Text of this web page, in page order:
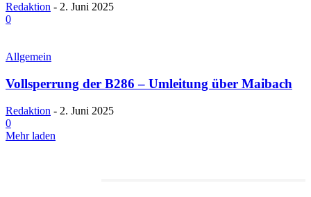
Redaktion - 2. Juni 2025
0
Allgemein
Vollsperrung der B286 – Umleitung über Maibach
Redaktion - 2. Juni 2025
0
Mehr laden